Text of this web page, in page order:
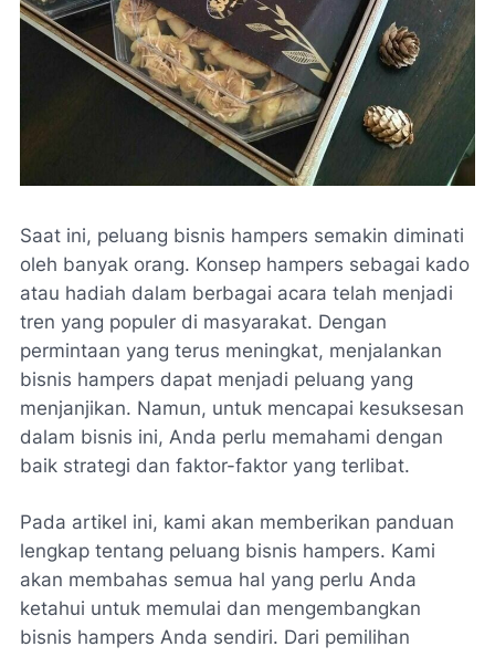
Saat ini, peluang bisnis hampers semakin diminati
oleh banyak orang. Konsep hampers sebagai kado
atau hadiah dalam berbagai acara telah menjadi
tren yang populer di masyarakat. Dengan
permintaan yang terus meningkat, menjalankan
bisnis hampers dapat menjadi peluang yang
menjanjikan. Namun, untuk mencapai kesuksesan
dalam bisnis ini, Anda perlu memahami dengan
baik strategi dan faktor-faktor yang terlibat.
Pada artikel ini, kami akan memberikan panduan
lengkap tentang peluang bisnis hampers. Kami
akan membahas semua hal yang perlu Anda
ketahui untuk memulai dan mengembangkan
bisnis hampers Anda sendiri. Dari pemilihan